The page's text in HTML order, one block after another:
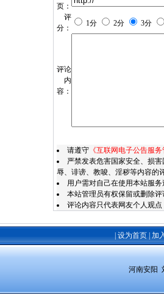
页：
评
分：
1分 2分 3分
评论
内
容：
请遵守《互联网电子公告服务
严禁发表危害国家安全、损
辱、诽谤、教唆、淫秽等内容的评
用户需对自己在使用本站服
本站管理员有权保留或删除评
评论内容只代表网友个人观点
设为首页 加
河南安阳